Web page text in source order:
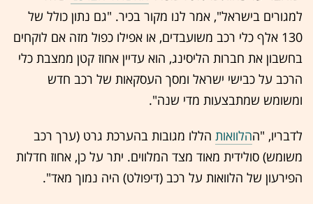
למגורים בישראל", אמר לנו מקור בכיר. "גם נתון כולל של
130 אלף כלי רכב משועבדים, או אפילו כפול מזה אם לוקחים
בחשבון את חברות הליסינג, הוא עדיין אחוז קטן ממצבת כלי
הרכב על כבישי ישראל ומסך העסקאות של רכב חדש
ומשומש שמתבצעות מדי שנה".
לדבריו, "ההלוואות הללו מגובות בהערכת גרט (ערך רכב
משומש) סולידית מאוד מצד המלווים. יתר על כן, אחוז חדלות
הפירעון של הלוואות על רכב (דיפולט) היה נמוך מאד".